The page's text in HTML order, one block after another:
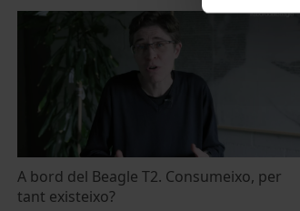
A bord del Beagle T2. Consumeixo, per
tant existeixo?